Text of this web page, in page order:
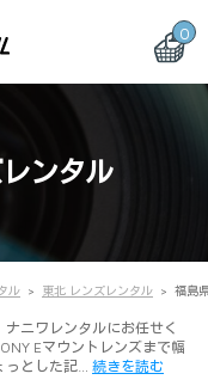
0
ンタル
ル 東北 レンズレンタル 福島
ニワレンタルにお任せく
Eマウントレンズまで幅
っとした記… 続きを読む